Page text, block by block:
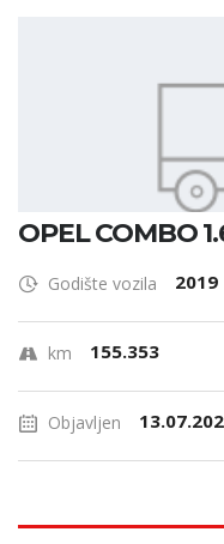
OPEL COMBO
Godište vozila 2019
km 155.353
Objavljen